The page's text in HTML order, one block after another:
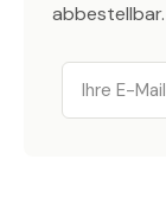
abbestellbar.
Email